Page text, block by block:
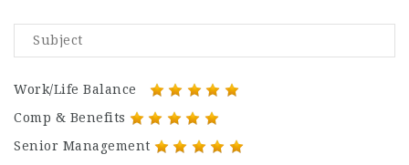
Work/Life Balance
Comp & Benefits
Senior Management